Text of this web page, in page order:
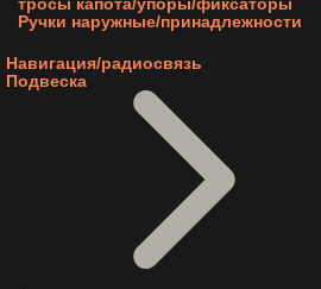
Ручки наружные/принадлежности
Навигация/радиосвязь
Подвеска